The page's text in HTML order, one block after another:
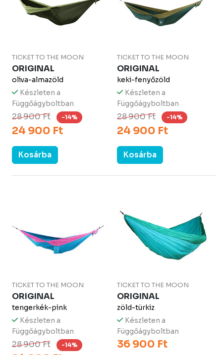
TICKET TO THE MOON
ORIGINAL
oliva-almazöld
Készleten a
Függőágyboltban
28 900 Ft -14%
24 900 Ft
Kosárba
TICKET TO THE MOON
ORIGINAL
keki-fenyőzöld
Készleten a
Függőágyboltban
28 900 Ft -14%
24 900 Ft
Kosárba
TICKET TO THE MOON
ORIGINAL
tengerkék-pink
Készleten a
Függőágyboltban
28 900 Ft -14%
TICKET TO THE MOON
ORIGINAL
zöld-türkiz
Készleten a
Függőágyboltban
36 900 Ft